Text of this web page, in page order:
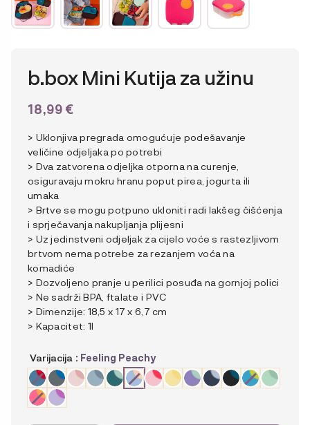
b.box Mini Kutija za užinu
18,99 €
> Uklonjiva pregrada omogućuje podešavanje
veličine odjeljaka po potrebi
> Dva zatvorena odjeljka otporna na curenje,
osiguravaju mokru hranu poput pirea, jogurta ili
umaka
> Brtve se mogu potpuno ukloniti radi lakšeg čišćenja
i sprječavanja nakupljanja plijesni
> Uz jedinstveni odjeljak za cijelo voće s rastezljivom
brtvom nema potrebe za rezanjem voća na
komadiće
> Dozvoljeno pranje u perilici posuđa na gornjoj polici
> Ne sadrži BPA, ftalate i PVC
> Dimenzije: 18,5 x 17 x 6,7 cm
> Kapacitet: 1l
Varijacija : Feeling Peachy